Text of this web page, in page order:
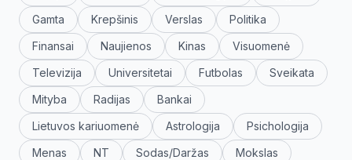
Gamta
Krepšinis Verslas
Politika
Finansai
Naujienos Kinas
Visuomenė
Televizija
Universitetai Futbolas
Sveikata
Mityba
Radijas
Bankai
Lietuvos kariuomenė
Astrologija
Psichologija
Menas
NT Sodas/Daržas
Mokslas